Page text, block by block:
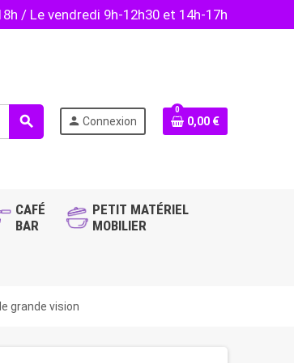
/ Le vendredi 9h-12h30 et 14h-17h
search person Connexion
0
0,00 €
CAFÉ
BAR
PETIT MATÉRIEL
MOBILIER
grande vision